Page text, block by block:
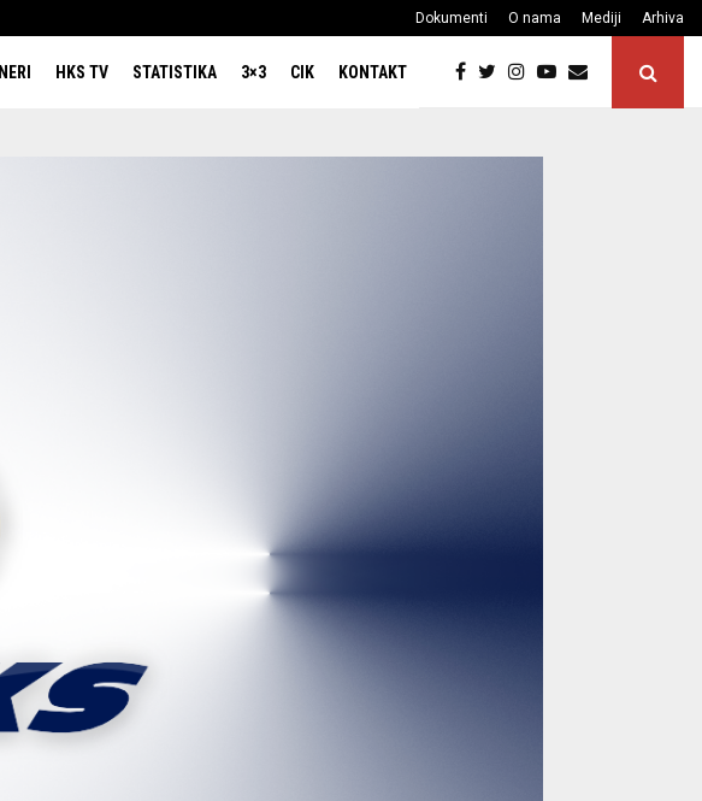
Dokumenti O nama Mediji Arhiva
HKS TV STATISTIKA 3×3 CIK KONTAKT